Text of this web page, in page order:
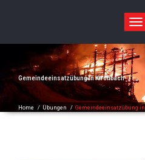
Gemeindeeinsatzübung in Kirchbach
Home / Übungen / Gemeindeeinsatzübung